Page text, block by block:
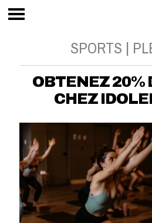
SPORTS |
OBTENEZ 20%
CHEZ